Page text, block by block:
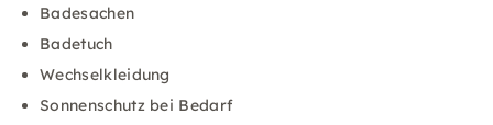
Badesachen
Badetuch
Wechselkleidung
Sonnenschutz bei Bedarf